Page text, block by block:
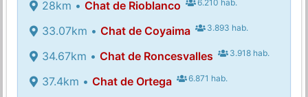
28km • Chat de Rioblanco 6.210 hab.
33.07km • Chat de Coyaima 3.893 hab.
34.67km • Chat de Roncesvalles 3.918 hab.
37.4km • Chat de Ortega 6.871 hab.